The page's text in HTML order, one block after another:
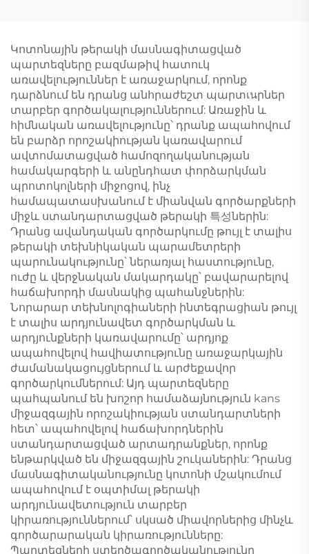
Կոտոնային թերակի մասնագիտացված
պարտեզները բազմաթիվ հատուկ
առավելություններ է առաջարկում, որոնք
դարձնում են դրանց անհրաժեշտ պարտเนրներ
տարբեր գործակալություններում: Առաջին և
հիմնական առավելությունը՝ դրանք ապահովում
են բարձր որոշակիության կառավարում
ավտոմատացված համոզողականության
համակարգերի և անընդհատ փորձարկման
պրոտոկոլների միջոցով, ինչ
համապատասխանում է միանվան գործարքների
միջև ստանդարտացված թերակի 특성ներին:
Դրանց ավանդական գործարկումը թույլ է տալիս
թերակի տեխնիկական պարամետրերի
պարունակությունը՝ ներառյալ հաստությունը,
ուժը և վերջնական մակարդակը՝ բավարարելով
հաճախորդի մասնակից պահանջներին:
Նորարար տեխնոլոգիաների ինտեգրացիան թույլ
է տալիս արդյունավետ գործարկման և
արդյունքների կառավարումը՝ արդյոք
ապահովելով հավիատությունը առաջարկային
ժամանակացույցներում և արժեքավոր
գործարկումներում: Այդ պարտեզները
պահպանում են խոշոր համաձայնություն kans
միջազգային որոշակիության ստանդարտների
հետ՝ ապահովելով հաճախորդներին
ստանդարտացված արտադրանքներ, որոնք
ենթարկված են միջազգային շուկաներին: Դրանց
մասնագիտականությունը կոտոնի մշակումում
ապահովում է օպտիմալ թերակի
արդյունավետություն տարբեր
կիրառություններում՝ սկսած միավորներից մինչև
գործարարական կիրառությունները:
Պարտեզների ստեղծագործականությունը